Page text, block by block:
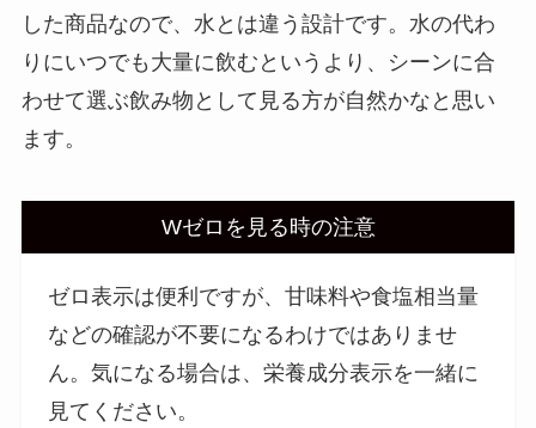
した商品なので、水とは違う設計です。水の代わ
りにいつでも大量に飲むというより、シーンに合
わせて選ぶ飲み物として見る方が自然かなと思い
ます。
Wゼロを見る時の注意
ゼロ表示は便利ですが、甘味料や食塩相当量
などの確認が不要になるわけではありませ
ん。気になる場合は、栄養成分表示を一緒に
見てください。